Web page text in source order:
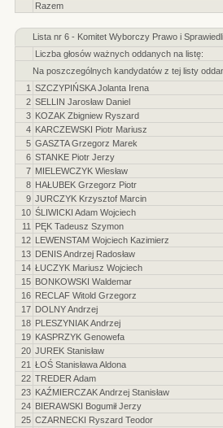
Razem
Lista nr 6 - Komitet Wyborczy Prawo i
Liczba głosów ważnych oddanych na listę:
Na poszczególnych kandydatów z tej listy
1 SZCZYPIŃSKA Jolanta Irena
2 SELLIN Jarosław Daniel
3 KOZAK Zbigniew Ryszard
4 KARCZEWSKI Piotr Mariusz
5 GASZTA Grzegorz Marek
6 STANKE Piotr Jerzy
7 MIELEWCZYK Wiesław
8 HAŁUBEK Grzegorz Piotr
9 JURCZYK Krzysztof Marcin
10 ŚLIWICKI Adam Wojciech
11
PĘK Tadeusz Szymon
12 LEWENSTAM Wojciech Kazimierz
13 DENIS Andrzej Radosław
14 ŁUCZYK Mariusz Wojciech
15 BONKOWSKI Waldemar
16 RECLAF Witold Grzegorz
17 DOLNY Andrzej
18 PLESZYNIAK Andrzej
19 KASPRZYK Genowefa
20 JUREK Stanisław
21 ŁOŚ Stanisława Aldona
22 TREDER Adam
23 KAŹMIERCZAK Andrzej Stanisław
24 BIERAWSKI Bogumił Jerzy
25 CZARNECKI Ryszard Teodor